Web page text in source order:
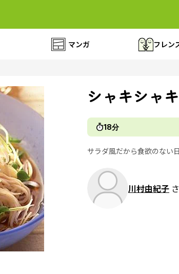
マンガ フレン
シャキシャ
18分
サラダ風だから食欲のない
川村由紀子